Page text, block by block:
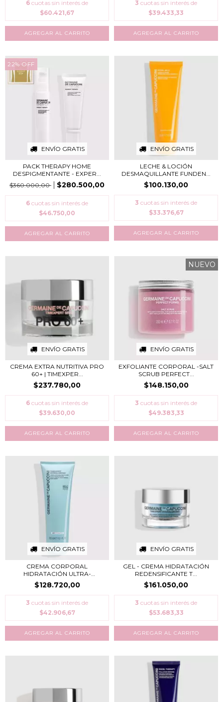
6 cuotas sin interés de
$60.421,67
3 cuotas sin interés de
$39.433,33
22% OFF
ENVÍO GRATIS
PACK THERAPY HOME
DESPIGMENTANTE - EXPER...
$360.000,00
$280.500,00
6 cuotas sin interés de
$46.750,00
ENVÍO GRATIS
LECHE & LOCIÓN
DESMAQUILLANTE FUNDEN...
$100.130,00
3 cuotas sin interés de
$33.376,67
ENVÍO GRATIS
CREMA EXTRA NUTRITIVA PRO
60+ | TIMEXPER...
$237.780,00
6 cuotas sin interés de
$39.630,00
ENVÍO GRATIS
NUEVO
EXFOLIANTE CORPORAL -SALT
SCRUB PERFECT...
$148.150,00
3 cuotas sin interés de
$49.383,33
ENVÍO GRATIS
CREMA CORPORAL
HIDRATACIÓN ULTRA-
RECONFO...
$128.720,00
3 cuotas sin interés de
$42.906,67
ENVÍO GRATIS
GEL - CREMA HIDRATACIÓN
REDENSIFICANTE T...
$161.050,00
3 cuotas sin interés de
$53.683,33